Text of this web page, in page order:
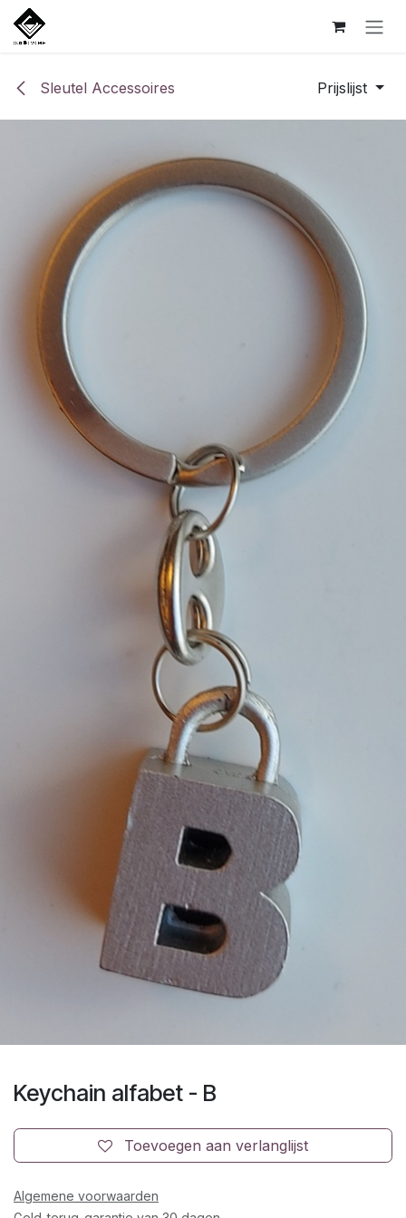
Overslaan naar inhoud
Sleutel Accessoires Prijslijst
Keychain alfabet - B
Toevoegen aan verlanglijst
Algemene voorwaarden